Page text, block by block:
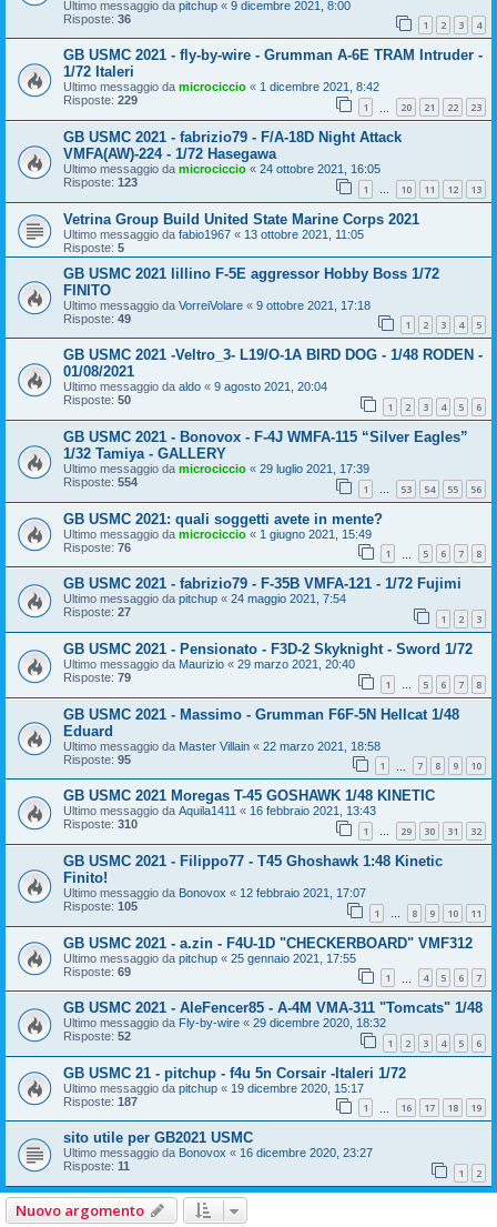
Ultimo messaggio da pitchup « 9 dicembre 2021, 8:00
Risposte: 36 1 2 3 4
GB USMC 2021 - fly-by-wire - Grumman A-6E TRAM Intruder -
1/72 Italeri
Ultimo messaggio da microciccio « 1 dicembre 2021, 8:42
Risposte: 229 1 20 21 22 23
GB USMC 2021 - fabrizio79 - F/A-18D Night Attack
VMFA(AW)-224 - 1/72 Hasegawa
Ultimo messaggio da microciccio « 24 ottobre 2021, 16:05
Risposte: 123 1 … 10 11 12 13
Vetrina Group Build United State Marine Corps 2021
Ultimo messaggio da fabio1967 « 13 ottobre 2021, 11:05
Risposte: 5
GB USMC 2021 lillino F-5E aggressor Hobby Boss 1/72
FINITO
Ultimo messaggio da VorreiVolare « 9 ottobre 2021, 17:18
Risposte: 49 1 2 3 4 5
GB USMC 2021 -Veltro_3- L19/O-1A BIRD DOG - 1/48 RODEN -
01/08/2021
Ultimo messaggio da aldo « 9 agosto 2021, 20:04
Risposte: 50 1 2 3 4 5 6
GB USMC 2021 - Bonovox - F-4J WMFA-115 “Silver Eagles”
1/32 Tamiya - GALLERY
Ultimo messaggio da microciccio « 29 luglio 2021, 17:39
Risposte: 554 1 … 53 54 55 56
GB USMC 2021: quali soggetti avete in mente?
Ultimo messaggio da microciccio « 1 giugno 2021, 15:49
Risposte: 76 1 5 6 7 8
GB USMC 2021 - fabrizio79 - F-35B VMFA-121 - 1/72 Fujimi
Ultimo messaggio da pitchup « 24 maggio 2021, 7:54
Risposte: 27 1 2 3
GB USMC 2021 - Pensionato - F3D-2 Skyknight - Sword 1/72
Ultimo messaggio da Maurizio « 29 marzo 2021, 20:40
Risposte: 79 1 … 5 6 7 8
GB USMC 2021 - Massimo - Grumman F6F-5N Hellcat 1/48
Eduard
Ultimo messaggio da Master Villain « 22 marzo 2021, 18:58
Risposte: 95 1 7 8 9 10
GB USMC 2021 Moregas T-45 GOSHAWK 1/48 KINETIC
Ultimo messaggio da Aquila1411 « 16 febbraio 2021, 13:43
Risposte: 310 1 … 29 30 31 32
GB USMC 2021 - Filippo77 - T45 Ghoshawk 1:48 Kinetic
Finito!
Ultimo messaggio da Bonovox « 12 febbraio 2021, 17:07
Risposte: 105 1 8 9 10 11
GB USMC 2021 - a.zin - F4U-1D "CHECKERBOARD" VMF312
Ultimo messaggio da pitchup « 25 gennaio 2021, 17:55
Risposte: 69 1 4 5 6 7
GB USMC 2021 - AleFencer85 - A-4M VMA-311 "Tomcats" 1/48
Ultimo messaggio da Fly-by-wire « 29 dicembre 2020, 18:32
Risposte: 52 1 2 3 4 5 6
GB USMC 21 - pitchup - f4u 5n Corsair -Italeri 1/72
Ultimo messaggio da pitchup « 19 dicembre 2020, 15:17
Risposte: 187 1 16 17 18 19
sito utile per GB2021 USMC
Ultimo messaggio da Bonovox « 16 dicembre 2020, 23:27
Risposte: 11 1 2
Nuovo argomento